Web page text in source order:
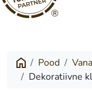
®
korv Pood
Dekoratiivne